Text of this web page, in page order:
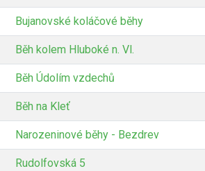
Bujanovské koláčové běhy
Běh kolem Hluboké n. Vl.
Běh Údolím vzdechů
Běh na Kleť
Narozeninové běhy - Bezdrev
Rudolfovská 5